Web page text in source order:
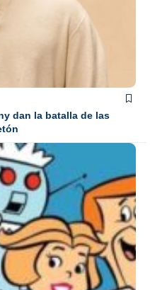
dan la batalla de las